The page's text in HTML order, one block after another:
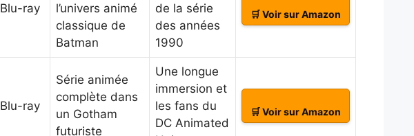
Blu-ray
l’univers animé
classique de
Batman
de la série
des années
1990
🛒 Voir sur Amazon
Blu-ray
Série animée
complète dans
un Gotham
futuriste
Une longue
immersion et
les fans du
DC Animated
🛒 Voir sur Amazon